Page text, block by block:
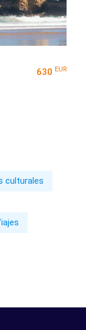
630 EUR
culturales